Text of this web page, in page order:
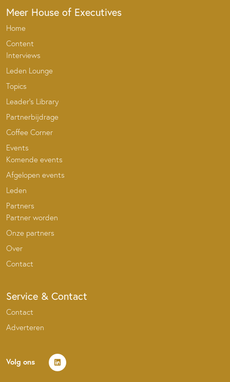
Meer House of Executives
Home
Content
Interviews
Leden Lounge
Topics
Leader’s Library
Partnerbijdrage
Coffee Corner
Events
Komende events
Afgelopen events
Leden
Partners
Partner worden
Onze partners
Over
Contact
Service & Contact
Contact
Adverteren
Volg ons